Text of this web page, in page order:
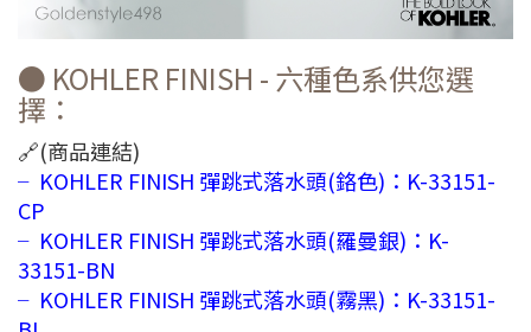
● KOHLER FINISH - 六種色系供您選
擇：
🔗(商品連結)
╴KOHLER FINISH 彈跳式落水頭(鉻色)：K-33151-
CP
╴KOHLER FINISH 彈跳式落水頭(羅曼銀)：K-
33151-BN
╴KOHLER FINISH 彈跳式落水頭(霧黑)：K-33151-